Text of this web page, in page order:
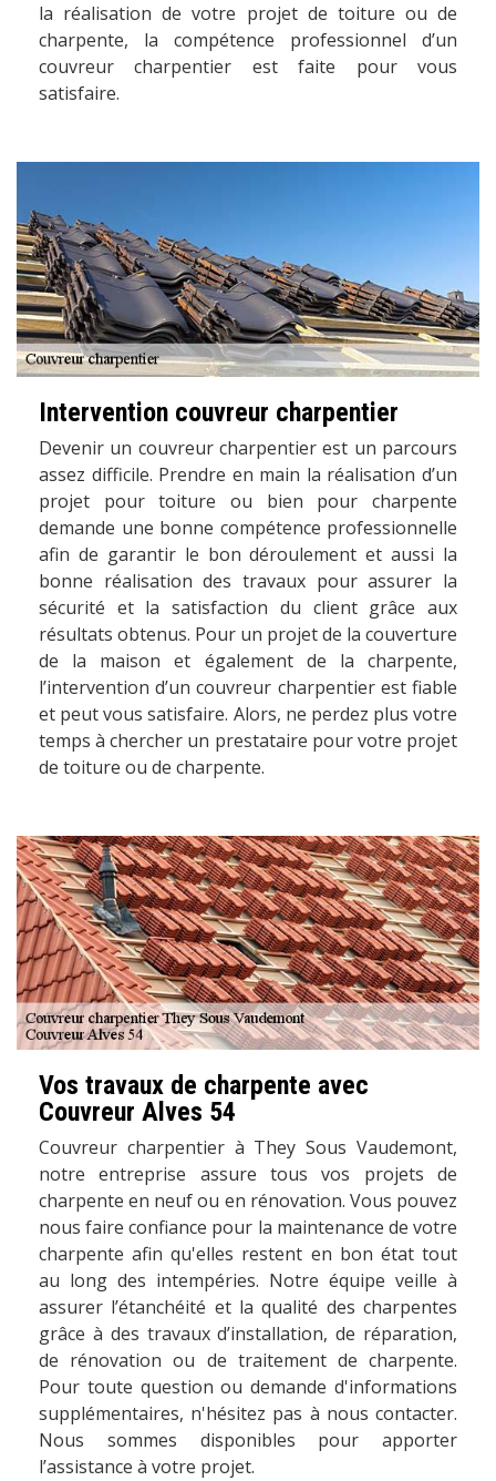
la réalisation de votre projet de toiture ou de
charpente, la compétence professionnel d’un
couvreur charpentier est faite pour vous
satisfaire.
Intervention couvreur charpentier
Devenir un couvreur charpentier est un parcours
assez difficile. Prendre en main la réalisation d’un
projet pour toiture ou bien pour charpente
demande une bonne compétence professionnelle
afin de garantir le bon déroulement et aussi la
bonne réalisation des travaux pour assurer la
sécurité et la satisfaction du client grâce aux
résultats obtenus. Pour un projet de la couverture
de la maison et également de la charpente,
l’intervention d’un couvreur charpentier est fiable
et peut vous satisfaire. Alors, ne perdez plus votre
temps à chercher un prestataire pour votre projet
de toiture ou de charpente.
Vos travaux de charpente avec
Couvreur Alves 54
Couvreur charpentier à They Sous Vaudemont,
notre entreprise assure tous vos projets de
charpente en neuf ou en rénovation. Vous pouvez
nous faire confiance pour la maintenance de votre
charpente afin qu'elles restent en bon état tout
au long des intempéries. Notre équipe veille à
assurer l’étanchéité et la qualité des charpentes
grâce à des travaux d’installation, de réparation,
de rénovation ou de traitement de charpente.
Pour toute question ou demande d'informations
supplémentaires, n'hésitez pas à nous contacter.
Nous sommes disponibles pour apporter
l’assistance à votre projet.